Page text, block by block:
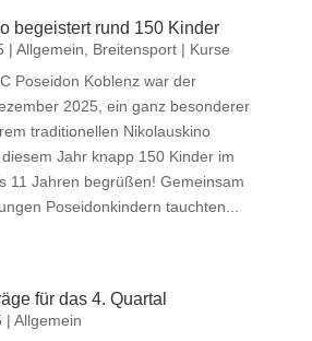
begeistert rund 150 Kinder
|Allgemein
Breitensport | Kurse
Poseidon Koblenz war der
2025, ein ganz besonderer
traditionellen Nikolauskino
Jahr knapp 150 Kinder im
11 Jahren begrüßen! Gemeinsam
Poseidonkindern tauchten...
für das 4. Quartal
|Allgemein